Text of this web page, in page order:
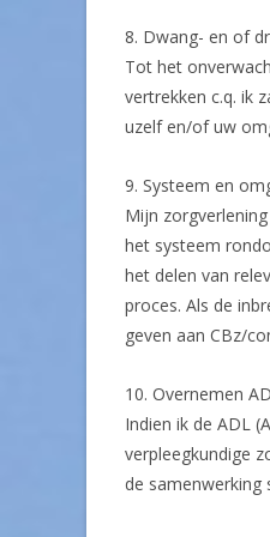
8. Dwang- en of
Tot het
vertrekken c.q. ik
uzelf en/of uw
9. Systeem en
Mijn
het systeem
het delen van
proces. Als de
geven aan CBz/
10. Overnemen
Indien ik de ADL
verpleegkundige
de